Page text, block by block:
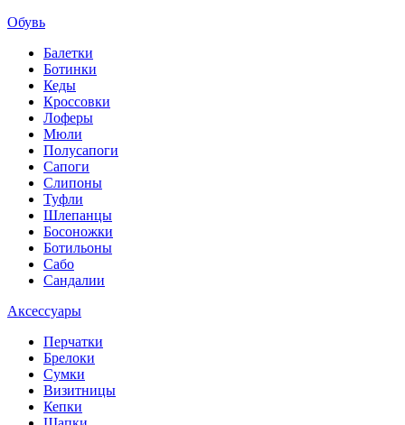
Обувь
Балетки
Ботинки
Кеды
Кроссовки
Лоферы
Мюли
Полусапоги
Сапоги
Слипоны
Туфли
Шлепанцы
Босоножки
Ботильоны
Сабо
Сандалии
Аксессуары
Перчатки
Брелоки
Сумки
Визитницы
Кепки